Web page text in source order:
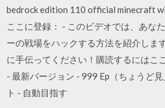
bedrock edition 110 official minecraft
ここに登録： - このビデオでは、あな
ーの戦場をハックする方法を紹介しま
に手伝ってください！購読するにはこ
- 最新バージョン - 999 Ep（ちょうど
ト - 自動目指す